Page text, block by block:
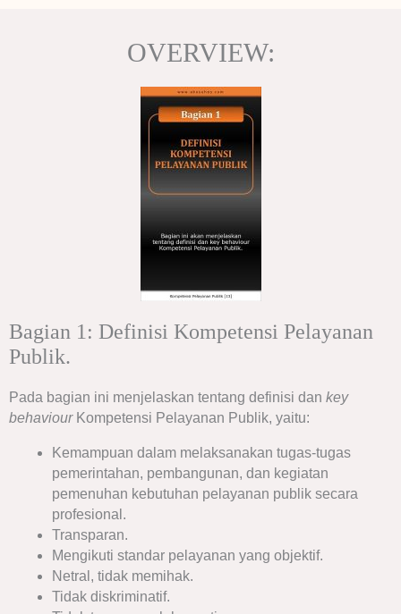
OVERVIEW:
Bagian 1: Definisi Kompetensi Pelayanan
Publik.
Pada bagian ini menjelaskan tentang definisi dan key
behaviourKompetensi Pelayanan Publik, yaitu:
Kemampuan dalam melaksanakan tugas-tugas
pemerintahan, pembangunan, dan kegiatan
pemenuhan kebutuhan pelayanan publik secara
profesional.
Transparan.
Mengikuti standar pelayanan yang objektif.
Netral, tidak memihak.
Tidak diskriminatif.